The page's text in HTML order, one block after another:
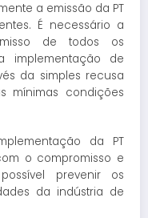
a emissão da PT
É necessário a
de todos os
implementação de
da simples recusa
mínimas condições
da PT
o compromisso e
prevenir os
da indústria de